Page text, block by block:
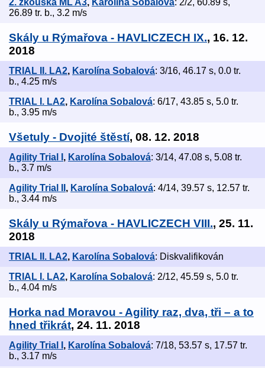
26.89 tr. b., 3.2 m/s
Skály u Rýmařova - HAVLICZECH IX., 16. 12.
2018
TRIAL II. LA2, Karolína Sobalová: 3/16, 46.17 s, 0.0 tr.
b., 4.25 m/s
TRIAL I. LA2, Karolína Sobalová: 6/17, 43.85 s, 5.0 tr.
b., 3.95 m/s
Všetuly - Dvojité štěstí, 08. 12. 2018
Agility Trial I , Karolína Sobalová: 3/14, 47.08 s, 5.08 tr.
b., 3.7 m/s
Agility Trial II , Karolína Sobalová: 4/14, 39.57 s, 12.57 tr.
b., 3.44 m/s
Skály u Rýmařova - HAVLICZECH VIII., 25. 11.
2018
TRIAL II. LA2, Karolína Sobalová: Diskvalifikován
TRIAL I. LA2, Karolína Sobalová: 2/12, 45.59 s, 5.0 tr.
b., 4.04 m/s
Horka nad Moravou - Agility raz, dva, tři – a to
hned třikrát, 24. 11. 2018
Agility Trial I , Karolína Sobalová: 7/18, 53.57 s, 17.57 tr.
b., 3.17 m/s